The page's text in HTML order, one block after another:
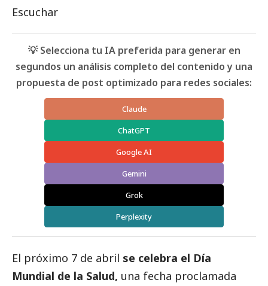
Escuchar
💡 Selecciona tu IA preferida para generar en
segundos un análisis completo del contenido y una
propuesta de post optimizado para redes sociales:
Claude
ChatGPT
Google AI
Gemini
Grok
Perplexity
El próximo 7 de abril se celebra el Día
Mundial de la Salud, una fecha proclamada